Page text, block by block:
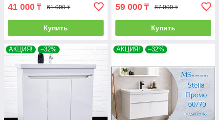
41 000 ₸ 61 000 ₸
Купить
59 000 ₸ 87 000 ₸
Купить
АКЦИЯ! –32% АКЦИЯ! –32%